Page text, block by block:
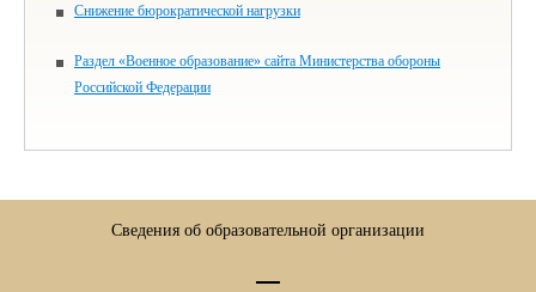
Снижение бюрократической нагрузки
Раздел «Военное образование» сайта Министерства обороны
Российской Федерации
Сведения об образовательной организации